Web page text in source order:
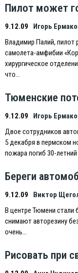
Пилот может
9.12.09 Игорь
Владимир Палий, пилот
самолета-амфибии
хирургическое
что…
Тюменские
9.12.09 Игорь
Двое сотрудников
5 декабря в пермском
пожара погиб 30-
Береги
9.12.09 Виктор
В центре Тюмени стали
снимают авторезину
очень…
Рисовать при